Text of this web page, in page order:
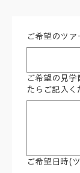
ご希望のツア
ご希望の見学
たらご記入く
ご希望日時(